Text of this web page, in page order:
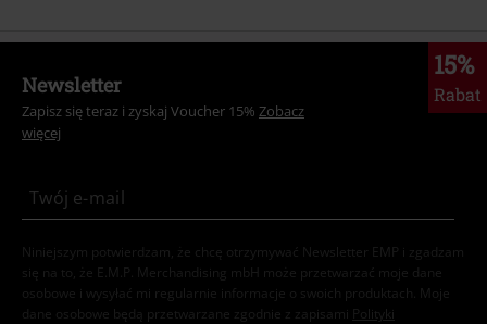
15%
Rabat
Newsletter
Zapisz się teraz i zyskaj Voucher 15% Zobacz
więcej
Niniejszym potwierdzam, że chcę otrzymywać Newsletter EMP i zgadzam
się na to, że E.M.P. Merchandising mbH może przetwarzać moje dane
osobowe i wysyłać mi regularnie informacje o swoich produktach. Moje
dane osobowe będą przetwarzane zgodnie z zapisami
Polityki